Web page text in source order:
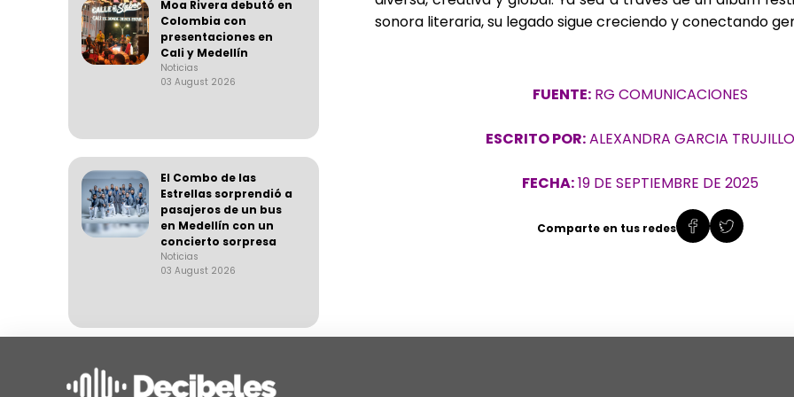
Moa Rivera debutó en
Colombia con
presentaciones en
Cali y Medellín
Noticias
03 August 2026
El Combo de las
Estrellas sorprendió a
pasajeros de un bus
en Medellín con un
concierto sorpresa
Noticias
03 August 2026
sonora literaria, su legado sigue creciendo y conectando
FUENTE:RG COMUNICACIONES
ESCRITO POR:ALEXANDRA GARCIA TRUJILLO
FECHA:19 DE SEPTIEMBRE DE 2025
Comparte en tus redes